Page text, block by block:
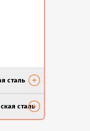
сталь
сталь